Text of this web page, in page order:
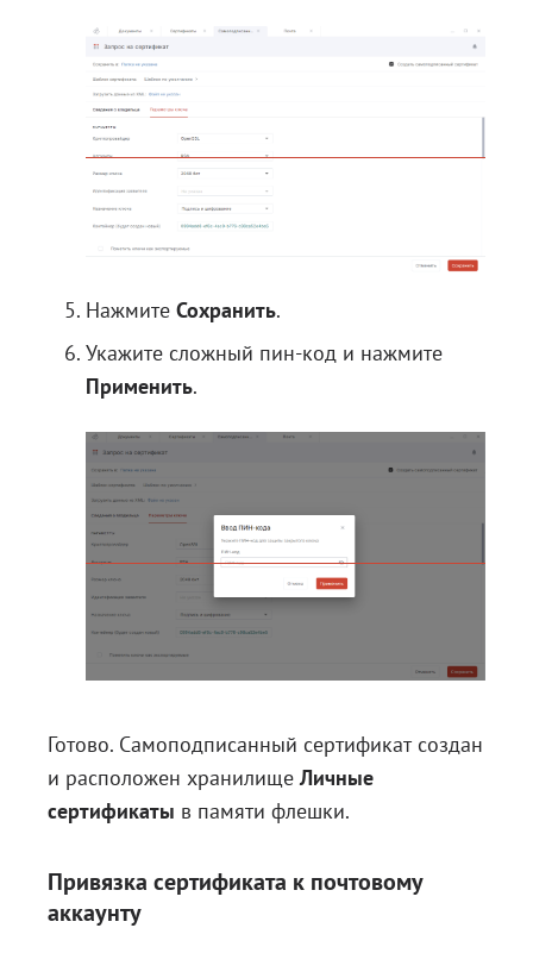
Нажмите Сохранить.
Укажите сложный пин-код и нажмите
Применить.
Готово. Самоподписанный сертификат создан
и расположен хранилищеЛичные
сертификаты в памяти флешки.
Привязка сертификата к почтовому
аккаунту